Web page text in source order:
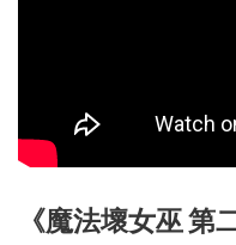
《魔法壞女巫 第